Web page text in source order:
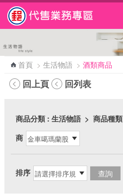
跳到主要內容區塊
首頁 > 生活物語 > 酒類商品
回上頁 回列表
商品分類: 生活物語 > 商品種類
商
排序